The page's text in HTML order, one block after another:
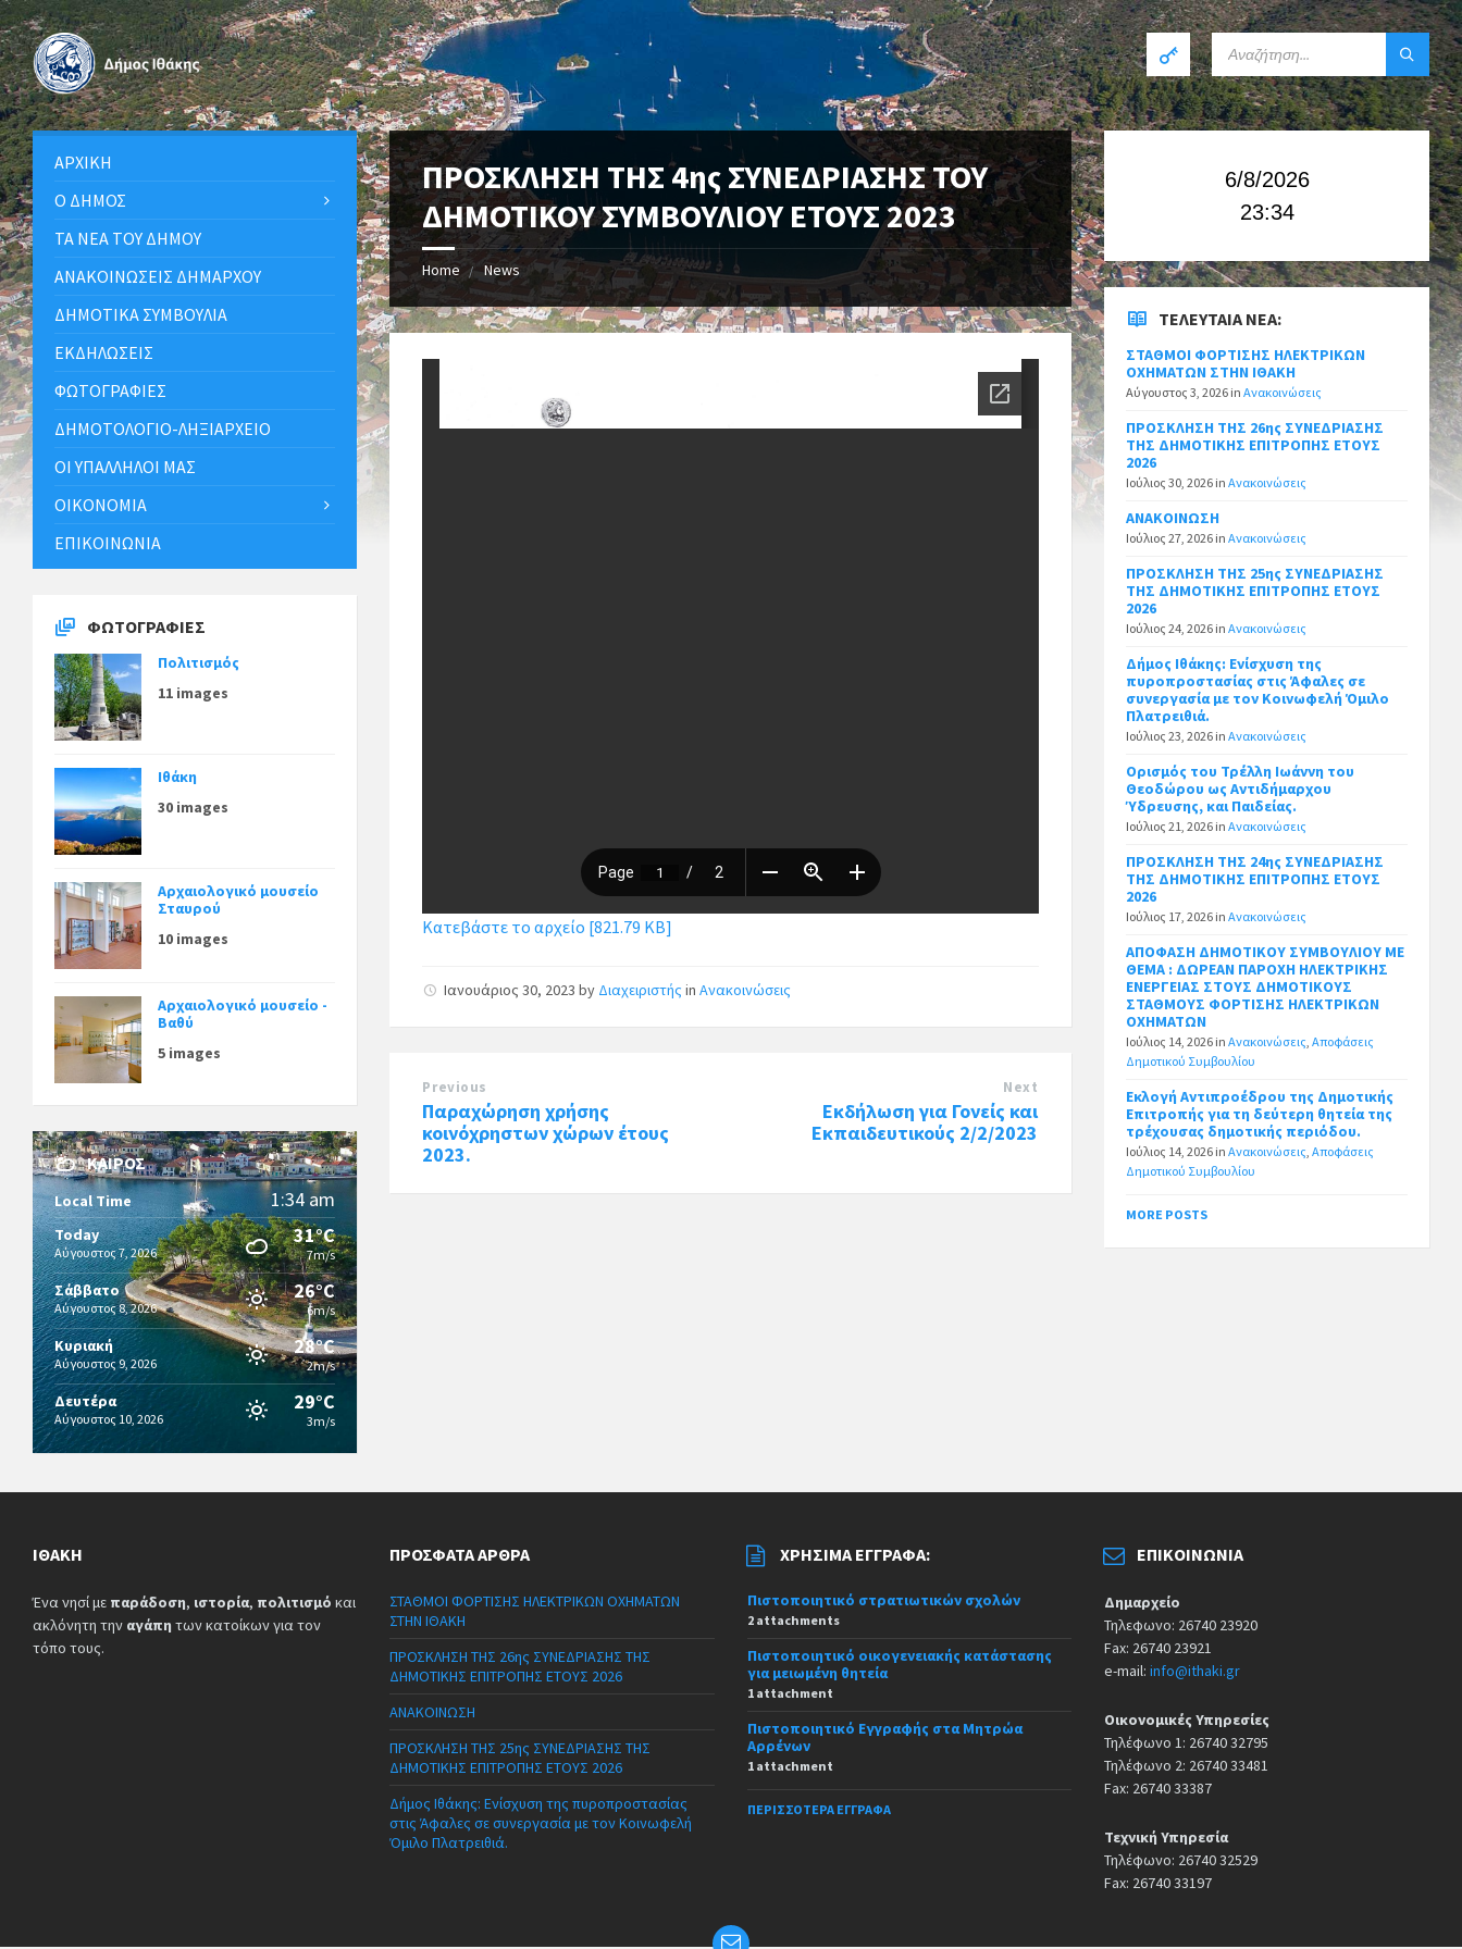
ΠΡΟΣΚΛΗΣΗ ΤΗΣ 4ης ΣΥΝΕΔΡΙΑΣΗΣ ΤΟΥ
ΔΗΜΟΤΙΚΟΥ ΣΥΜΒΟΥΛΙΟΥ ΕΤΟΥΣ 2023
Home News
Κατεβάστε το αρχείο [821.79 KB]
Ιανουάριος 30, 2023by Διαχειριστής inΑνακοινώσεις
Previous
Παραχώρηση χρήσης
κοινόχρηστων χώρων έτους
2023.
Next
Εκδήλωση για Γονείς και
Εκπαιδευτικούς 2/2/2023
ΑΡΧΙΚΉ
Ο ΔΉΜΟΣ
ΤΑ ΝΈΑ ΤΟΥ ΔΉΜΟΥ
ΑΝΑΚΟΙΝΩΣΕΙΣ ΔΗΜΑΡΧΟΥ
ΔΗΜΟΤΙΚΆ ΣΥΜΒΟΎΛΙΑ
ΕΚΔΗΛΏΣΕΙΣ
ΦΩΤΟΓΡΑΦΊΕΣ
ΔΗΜΟΤΟΛΌΓΙΟ-ΛΗΞΙΑΡΧΕΊΟ
ΟΙ ΥΠΆΛΛΗΛΟΙ ΜΑΣ
ΟΙΚΟΝΟΜΊΑ
ΕΠΙΚΟΙΝΩΝΊΑ
ΦΩΤΟΓΡΑΦΊΕΣ
Πολιτισμός
11 images
Ιθάκη
30 images
Αρχαιολογικό μουσείο
Σταυρού
10 images
Αρχαιολογικό μουσείο -
Βαθύ
5 images
ΚΑΙΡΌΣ
Local Time 1:34 am
Today
Αύγουστος 7, 2026
31°C
7m/s
Σάββατο
Αύγουστος 8, 2026
26°C
6m/s
Κυριακή
Αύγουστος 9, 2026
28°C
2m/s
Δευτέρα
Αύγουστος 10, 2026
29°C
3m/s
6/8/2026
23:34
ΤΕΛΕΥΤΑΊΑ ΝΈΑ:
ΣΤΑΘΜΟΙ ΦΟΡΤΙΣΗΣ ΗΛΕΚΤΡΙΚΩΝ
ΟΧΗΜΑΤΩΝ ΣΤΗΝ ΙΘΑΚΗ
Αύγουστος 3, 2026 inΑνακοινώσεις
ΠΡΟΣΚΛΗΣΗ ΤΗΣ 26ης ΣΥΝΕΔΡΙΑΣΗΣ
ΤΗΣ ΔΗΜΟΤΙΚΗΣ ΕΠΙΤΡΟΠΗΣ ΕΤΟΥΣ
2026
Ιούλιος 30, 2026 inΑνακοινώσεις
ΑΝΑΚΟΙΝΩΣΗ
Ιούλιος 27, 2026 inΑνακοινώσεις
ΠΡΟΣΚΛΗΣΗ ΤΗΣ 25ης ΣΥΝΕΔΡΙΑΣΗΣ
ΤΗΣ ΔΗΜΟΤΙΚΗΣ ΕΠΙΤΡΟΠΗΣ ΕΤΟΥΣ
2026
Ιούλιος 24, 2026 inΑνακοινώσεις
Δήμος Ιθάκης: Ενίσχυση της
πυροπροστασίας στις Άφαλες σε
συνεργασία με τον Κοινωφελή Όμιλο
Πλατρειθιά.
Ιούλιος 23, 2026 inΑνακοινώσεις
Ορισμός του Τρέλλη Ιωάννη του
Θεοδώρου ως Αντιδήμαρχου
Ύδρευσης, και Παιδείας.
Ιούλιος 21, 2026 inΑνακοινώσεις
ΠΡΟΣΚΛΗΣΗ ΤΗΣ 24ης ΣΥΝΕΔΡΙΑΣΗΣ
ΤΗΣ ΔΗΜΟΤΙΚΗΣ ΕΠΙΤΡΟΠΗΣ ΕΤΟΥΣ
2026
Ιούλιος 17, 2026 inΑνακοινώσεις
ΑΠΟΦΑΣΗ ΔΗΜΟΤΙΚΟΥ ΣΥΜΒΟΥΛΙΟΥ ΜΕ
ΘΕΜΑ : ΔΩΡΕΑΝ ΠΑΡΟΧΗ ΗΛΕΚΤΡΙΚΗΣ
ΕΝΕΡΓΕΙΑΣ ΣΤΟΥΣ ΔΗΜΟΤΙΚΟΥΣ
ΣΤΑΘΜΟΥΣ ΦΟΡΤΙΣΗΣ ΗΛΕΚΤΡΙΚΩΝ
ΟΧΗΜΑΤΩΝ
Ιούλιος 14, 2026 inΑνακοινώσεις,Αποφάσεις
Δημοτικού Συμβουλίου
Εκλογή Αντιπροέδρου της Δημοτικής
Επιτροπής για τη δεύτερη θητεία της
τρέχουσας δημοτικής περιόδου.
Ιούλιος 14, 2026 inΑνακοινώσεις,Αποφάσεις
Δημοτικού Συμβουλίου
MORE POSTS
ΙΘΆΚΗ
Ένα νησί με παράδοση, ιστορία, πολιτισμό και
ακλόνητη την αγάπη των κατοίκων για τον
τόπο τους.
ΠΡΌΣΦΑΤΑ ΆΡΘΡΑ
ΣΤΑΘΜΟΙ ΦΟΡΤΙΣΗΣ ΗΛΕΚΤΡΙΚΩΝ ΟΧΗΜΑΤΩΝ
ΣΤΗΝ ΙΘΑΚΗ
ΠΡΟΣΚΛΗΣΗ ΤΗΣ 26ης ΣΥΝΕΔΡΙΑΣΗΣ ΤΗΣ
ΔΗΜΟΤΙΚΗΣ ΕΠΙΤΡΟΠΗΣ ΕΤΟΥΣ 2026
ΑΝΑΚΟΙΝΩΣΗ
ΠΡΟΣΚΛΗΣΗ ΤΗΣ 25ης ΣΥΝΕΔΡΙΑΣΗΣ ΤΗΣ
ΔΗΜΟΤΙΚΗΣ ΕΠΙΤΡΟΠΗΣ ΕΤΟΥΣ 2026
Δήμος Ιθάκης: Ενίσχυση της πυροπροστασίας
στις Άφαλες σε συνεργασία με τον Κοινωφελή
Όμιλο Πλατρειθιά.
ΧΡΉΣΙΜΑ ΈΓΓΡΑΦΑ:
Πιστοποιητικό στρατιωτικών σχολών
2 attachments
Πιστοποιητικό οικογενειακής κατάστασης
για μειωμένη θητεία
1 attachment
Πιστοποιητικό Εγγραφής στα Μητρώα
Αρρένων
1 attachment
ΠΕΡΙΣΣΌΤΕΡΑ ΈΓΓΡΑΦΑ
ΕΠΙΚΟΙΝΩΝΊΑ
Δημαρχείο
Τηλεφωνο: 26740 23920
Fax: 26740 23921
e-mail:info@ithaki.gr
Οικονομικές Υπηρεσίες
Τηλέφωνο 1: 26740 32795
Τηλέφωνο 2: 26740 33481
Fax: 26740 33387
Τεχνική Υπηρεσία
Τηλέφωνο: 26740 32529
Fax: 26740 33197